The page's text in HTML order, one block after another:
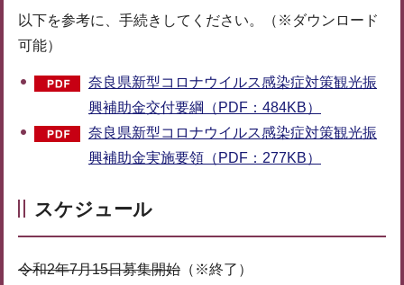
以下を参考に、手続きしてください。（※ダウンロード
可能）
奈良県新型コロナウイルス感染症対策観光振
興補助金交付要綱（PDF：484KB）
奈良県新型コロナウイルス感染症対策観光振
興補助金実施要領（PDF：277KB）
スケジュール
令和2年7月15日募集開始 （※終了）